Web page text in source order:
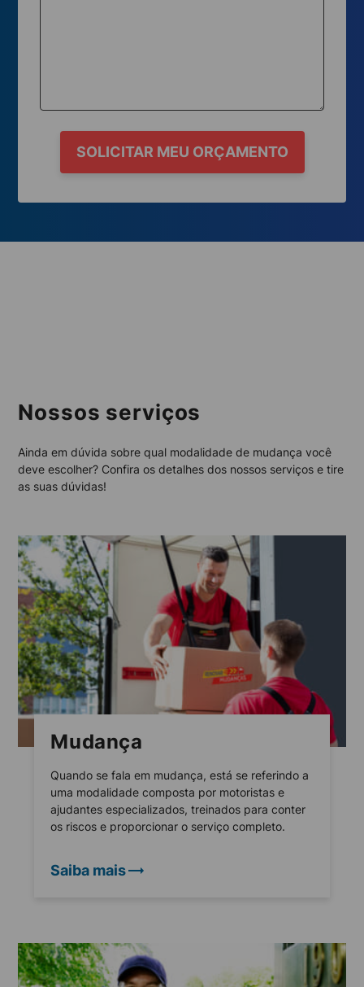
SOLICITAR MEU ORÇAMENTO
Nossos serviços
Ainda em dúvida sobre qual modalidade de mudança você
deve escolher? Confira os detalhes dos nossos serviços e tire
as suas dúvidas!
Mudança
Quando se fala em mudança, está se referindo a
uma modalidade composta por motoristas e
ajudantes especializados, treinados para conter
os riscos e proporcionar o serviço completo.
Saiba mais